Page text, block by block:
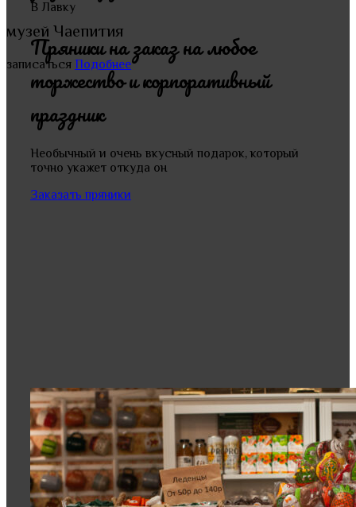
музей Чаепития
записаться Подобнее
В Лавку
Пряники на заказ на любое
торжество и корпоративный
праздник
Необычный и очень вкусный подарок, который
точно укажет откуда он
Заказать пряники